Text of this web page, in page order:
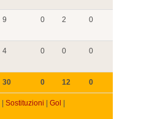
9 0 2 0
4 0 0 0
30 0 12 0
Sostituzioni Gol